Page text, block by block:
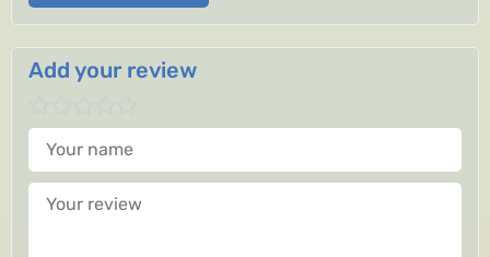
Add your review
Your name
Your review